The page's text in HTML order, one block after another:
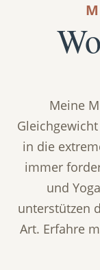
Meine
in die
immer
und
unterstützen
Art. Erfahre